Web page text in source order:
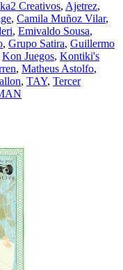
2 Creativos, Ajetrez,
, Camila Muñoz Vilar,
, Emivaldo Sousa,
, Grupo Satira, Guillermo
Kon Juegos, Kontiki's
, Matheus Astolfo,
, TAY, Tercer